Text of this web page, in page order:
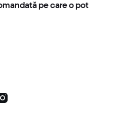
pe care o pot